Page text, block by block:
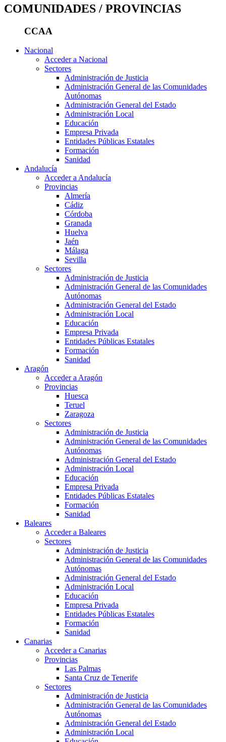
COMUNIDADES / PROVINCIAS
CCAA
Nacional
Acceder a Nacional
Sectores
Administración de Justicia
Administración General de las Comunidades
Autónomas
Administración General del Estado
Administración Local
Educación
Empresa Privada
Entidades Públicas Estatales
Formación
Sanidad
Andalucía
Acceder a Andalucía
Provincias
Almería
Cádiz
Córdoba
Granada
Huelva
Jaén
Málaga
Sevilla
Sectores
Administración de Justicia
Administración General de las Comunidades
Autónomas
Administración General del Estado
Administración Local
Educación
Empresa Privada
Entidades Públicas Estatales
Formación
Sanidad
Aragón
Acceder a Aragón
Provincias
Huesca
Teruel
Zaragoza
Sectores
Administración de Justicia
Administración General de las Comunidades
Autónomas
Administración General del Estado
Administración Local
Educación
Empresa Privada
Entidades Públicas Estatales
Formación
Sanidad
Baleares
Acceder a Baleares
Sectores
Administración de Justicia
Administración General de las Comunidades
Autónomas
Administración General del Estado
Administración Local
Educación
Empresa Privada
Entidades Públicas Estatales
Formación
Sanidad
Canarias
Acceder a Canarias
Provincias
Las Palmas
Santa Cruz de Tenerife
Sectores
Administración de Justicia
Administración General de las Comunidades
Autónomas
Administración General del Estado
Administración Local